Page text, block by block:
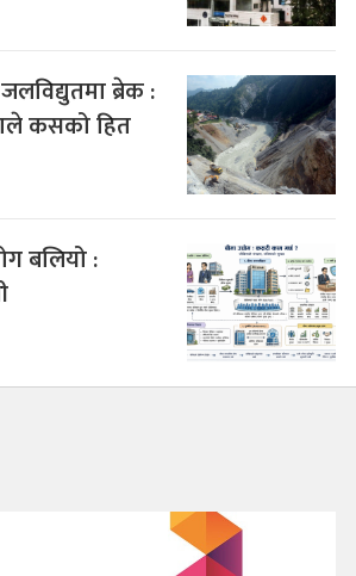
ब्रेक :
कसको हित
बलियो :